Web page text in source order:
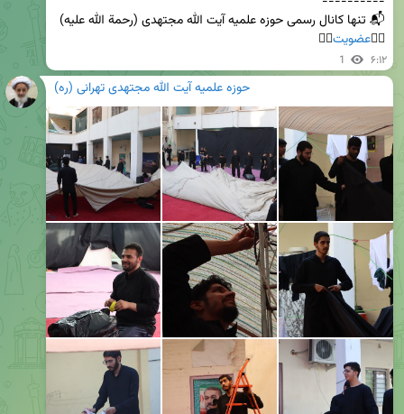
👈🏻عضویت👉🏻
1 ۶:۱۲
حوزه علمیه آیت الله مجتهدی تهرانی (ره)